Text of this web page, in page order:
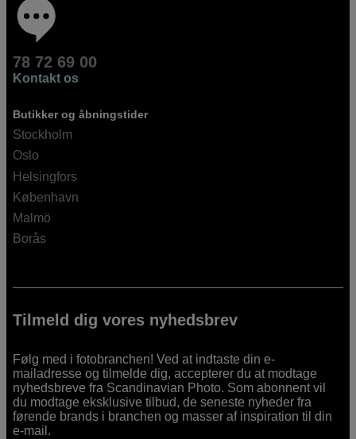
78 72 69 00
Kontakt os
Butikker og åbningstider
Stockholm
Oslo
Helsingfors
København
Malmö
Borås
Tilmeld dig vores nyhedsbrev
Følg med i fotobranchen! Ved at indtaste din e-
mailadresse og tilmelde dig, accepterer du at modtage
nyhedsbreve fra Scandinavian Photo. Som abonnent vil
du modtage eksklusive tilbud, de seneste nyheder fra
førende brands i branchen og masser af inspiration til din
e-mail.